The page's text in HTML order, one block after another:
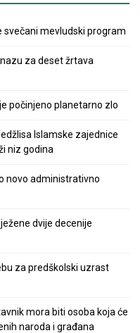
svečani mevludski program
za deset žrtava
počinjeno planetarno zlo
Islamske zajednice
niz godina
novo administrativno
dvije decenije
za predškolski uzrast
mora biti osoba koja će
naroda i građana